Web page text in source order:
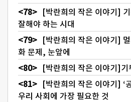
[박란희의 작은 이야기] 기
잘해야 하는 시대
[박란희의 작은 이야기]
화 문제, 눈앞에
[박란희의 작은 이야기]기
[박란희의 작은 이야기] ‘
우리 사회에 가장 필요한 것